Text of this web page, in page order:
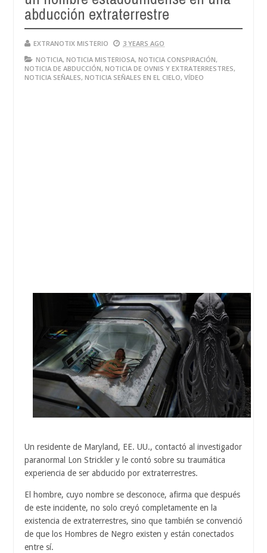
abducción extraterrestre
EXTRANOTIX MISTERIO
3 YEARS AGO
NOTICIA, NOTICIA MISTERIOSA, NOTICIA CONSPIRACIÓN,
NOTICIA DE ABDUCCIÓN, NOTICIA DE OVNIS Y EXTRATERRESTRES,
NOTICIA SEÑALES, NOTICIA SEÑALES EN EL CIELO, VÍDEO
Un residente de Maryland, EE. UU., contactó al investigador
paranormal Lon Strickler y le contó sobre su traumática
experiencia de ser abducido por extraterrestres.
El hombre, cuyo nombre se desconoce, afirma que después
de este incidente, no solo creyó completamente en la
existencia de extraterrestres, sino que también se convenció
de que los Hombres de Negro existen y están conectados
entre sí.